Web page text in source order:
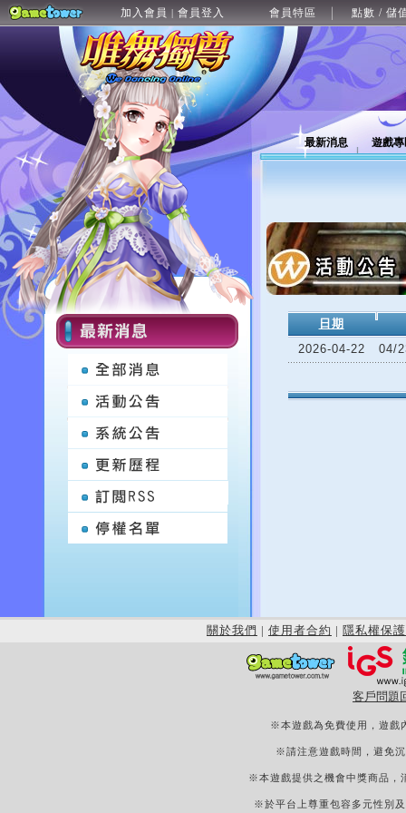
加入會員 | 會員登入 會員特區 點數 / 儲
最新消息 遊戲
日期
2026-04-22
04/
關於我們 | 使用者合約 | 隱私權保護
客戶問題
※本遊戲為免費使用，遊戲
※請注意遊戲時間，避免
※本遊戲提供之機會中獎商品，
※於平台上尊重包容多元性別